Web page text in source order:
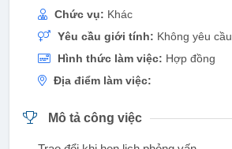
Chức vụ: Khác
Yêu cầu giới tính: Không yêu cầu
Hình thức làm việc: Hợp đồng
Địa điểm làm việc:
Mô tả công việc